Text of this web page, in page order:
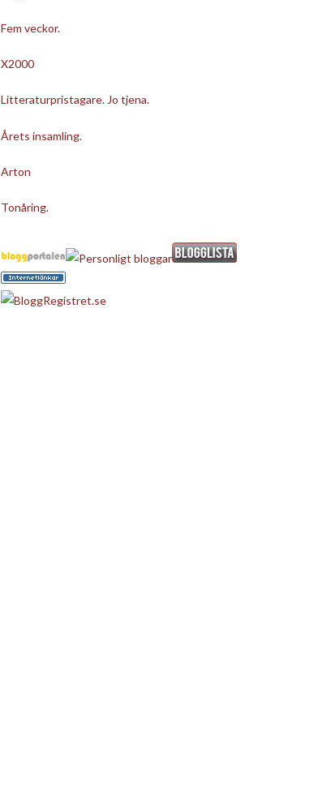
Fem veckor.
X2000
Litteraturpristagare. Jo tjena.
Årets insamling.
Arton
Tonåring.